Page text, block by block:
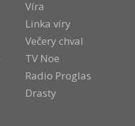
Víra
Linka víry
Večery chval
TV Noe
Radio Proglas
Drasty